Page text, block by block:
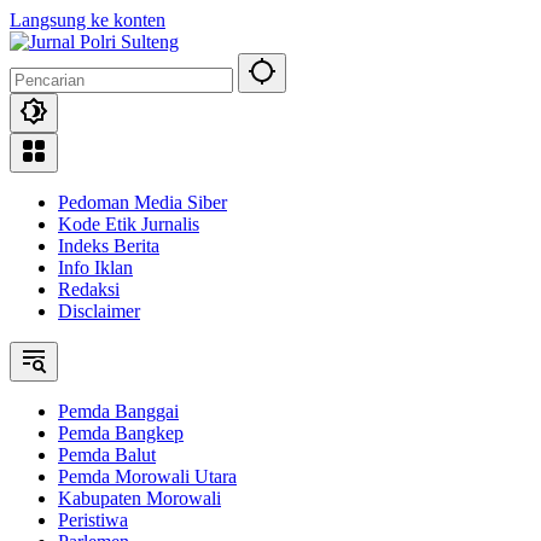
Langsung ke konten
Pedoman Media Siber
Kode Etik Jurnalis
Indeks Berita
Info Iklan
Redaksi
Disclaimer
Pemda Banggai
Pemda Bangkep
Pemda Balut
Pemda Morowali Utara
Kabupaten Morowali
Peristiwa